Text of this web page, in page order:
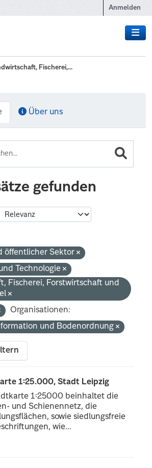
Anmelden
Fischerei,...
Über uns
gefunden
öffentlicher Sektor
Technologie
Fischerei, Forstwirtschaft und
Organisationen:
und Bodenordnung
1:25.000, Stadt Leipzig
1:25000 beinhaltet die
und Schienennetz, die
sowie siedlungsfreie
wie...